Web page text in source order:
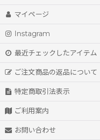
one-piece
skirts
pants
accessories
マイページ
Instagram
最近チェックしたアイテム
ご注文商品の返品について
特定商取引法表示
ご利用案内
お問い合わせ